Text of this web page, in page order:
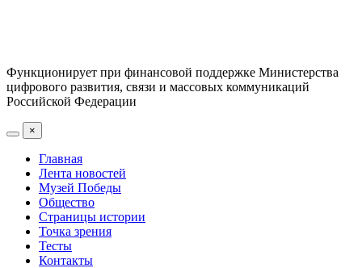
Функционирует при финансовой поддержке Министерства
цифрового развития, связи и массовых коммуникаций
Российской Федерации
×
Главная
Лента новостей
Музей Победы
Общество
Страницы истории
Точка зрения
Тесты
Контакты